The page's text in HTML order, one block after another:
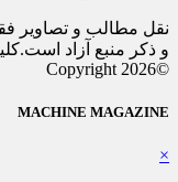
نقل مطالب و تصاویر
و ذکر منبع آزاد
©Copyright 2026
MACHINE MAGAZINE
×